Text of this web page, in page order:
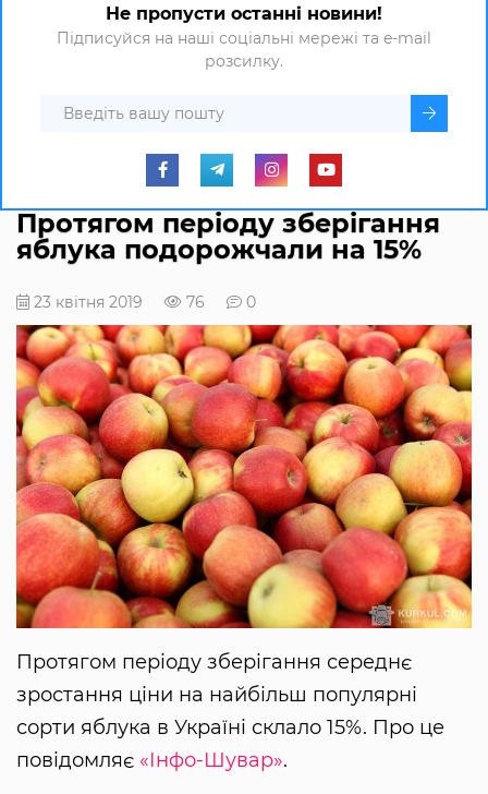
Не пропусти останні новини!
Підписуйся на наші соціальні мережі та e-mail
розсилку.
Протягом періоду зберігання
яблука подорожчали на 15%
23 квітня 2019 76 0
Протягом періоду зберігання середнє
зростання ціни на найбільш популярні
сорти яблука в Україні склало 15%. Про це
повідомляє «Інфо-Шувар».